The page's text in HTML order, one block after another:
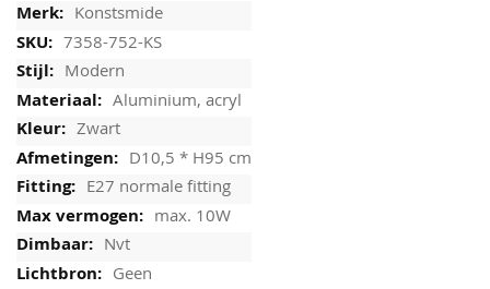
Konstsmide
7358-752-KS
Modern
Aluminium, acryl
Zwart
D10,5 * H95 cm
E27 normale fitting
max. 10W
Nvt
Geen